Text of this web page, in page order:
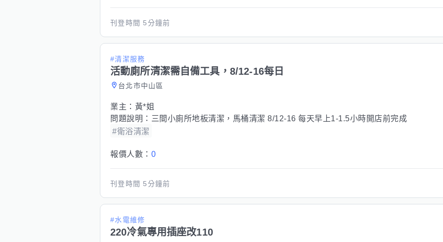
刊登時間 5分鐘前
#清潔服務
活動廁所清潔需自備工具，8/12-16每日
台北市中山區
業主： 黃*姐
問題說明： 三間小廁所地板清潔，馬桶清潔 8/12-16 每天早上1-1.5小時開店前完成
#衛浴清潔
報價人數： 0
刊登時間 5分鐘前
#水電維修
220冷氣專用插座改110